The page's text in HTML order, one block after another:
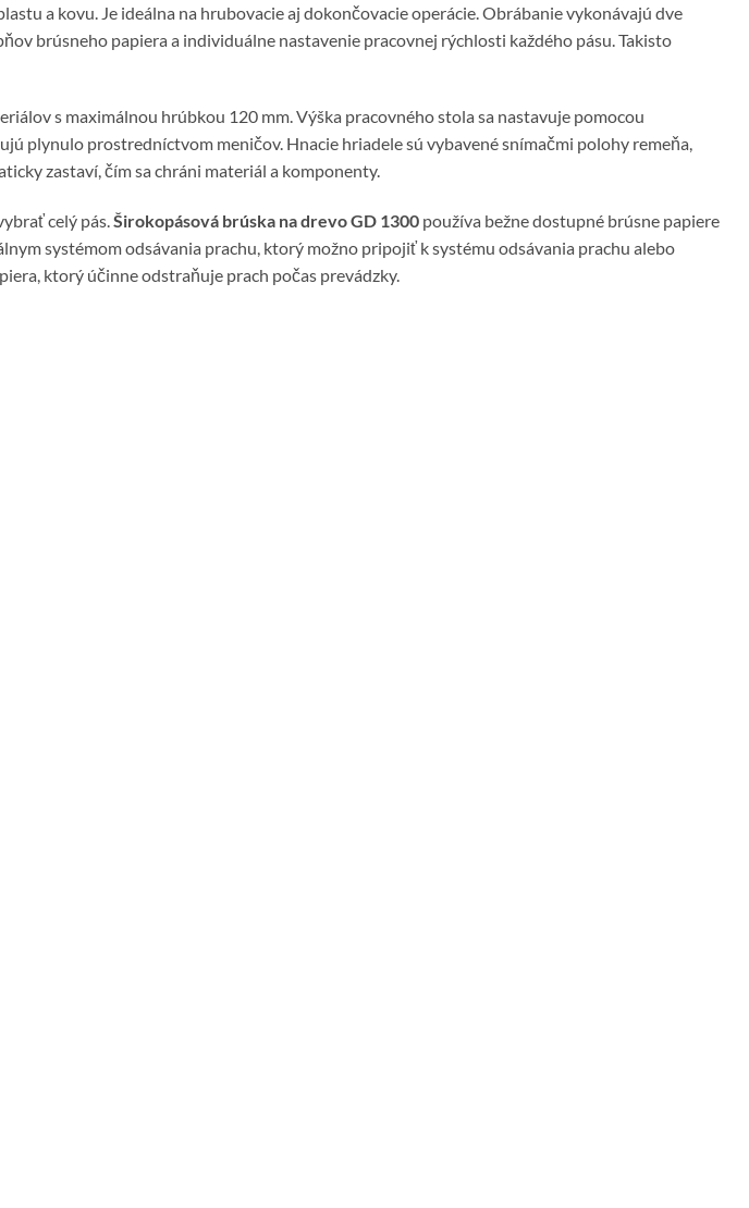
a kovu. Je ideálna na hrubovacie aj dokončovacie operácie. Obrábanie vykonávajú dve
brúsneho papiera a individuálne nastavenie pracovnej rýchlosti každého pásu. Takisto
s maximálnou hrúbkou 120 mm. Výška pracovného stola sa nastavuje pomocou
plynulo prostredníctvom meničov. Hnacie hriadele sú vybavené snímačmi polohy remeňa,
zastaví, čím sa chráni materiál a komponenty.
celý pás.Širokopásová brúska na drevo GD 1300 používa bežne dostupné brúsne papiere
systémom odsávania prachu, ktorý možno pripojiť k systému odsávania prachu alebo
ktorý účinne odstraňuje prach počas prevádzky.